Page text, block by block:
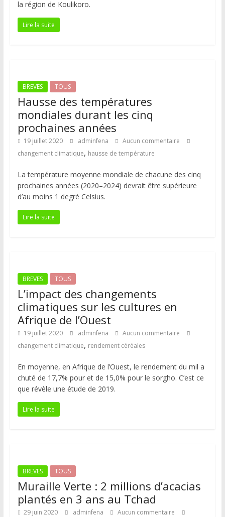
la région de Koulikoro.
Lire la suite
BREVES TOUS
Hausse des températures
mondiales durant les cinq
prochaines années
19 juillet 2020 adminfena
Aucun commentaire
changement climatique, hausse de température
La température moyenne mondiale de chacune des cinq
prochaines années (2020–2024) devrait être supérieure
d’au moins 1 degré Celsius.
Lire la suite
BREVES TOUS
L’impact des changements
climatiques sur les cultures en
Afrique de l’Ouest
19 juillet 2020 adminfena
Aucun commentaire
changement climatique, rendement céréales
En moyenne, en Afrique de l’Ouest, le rendement du mil a
chuté de 17,7% pour et de 15,0% pour le sorgho. C’est ce
que révèle une étude de 2019.
Lire la suite
BREVES TOUS
Muraille Verte : 2 millions d’acacias
plantés en 3 ans au Tchad
29 juin 2020 adminfena
Aucun commentaire